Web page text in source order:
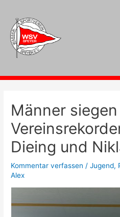
springen
Männer
Dieing und
Kommentar verfassen /Jugend,
Alex